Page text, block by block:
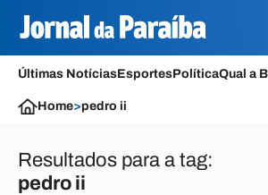
Últimas NotíciasEsportesPolíticaQual a
Home>pedro ii
Resultados para a tag:
pedro ii